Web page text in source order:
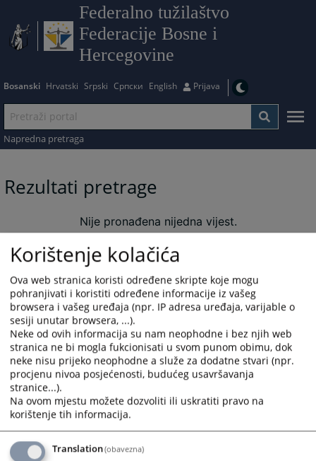
Federalno tužilaštvo
Federacije Bosne i
Hercegovine
Bosanski Hrvatski Srpski Српски English Prijava
Napredna pretraga
Rezultati pretrage
Nije pronađena nijedna vijest.
Korištenje kolačića
Ova web stranica koristi određene skripte koje mogu
pohranjivati i koristiti određene informacije iz vašeg
browsera i vašeg uređaja (npr. IP adresa uređaja, varijable o
sesiji unutar browsera, ...).
Neke od ovih informacija su nam neophodne i bez njih web
stranica ne bi mogla fukcionisati u svom punom obimu, dok
neke nisu prijeko neophodne a služe za dodatne stvari (npr.
procjenu nivoa posjećenosti, budućeg usavršavanja
stranice...).
Na ovom mjestu možete dozvoliti ili uskratiti pravo na
korištenje tih informacija.
Translation(obavezna)